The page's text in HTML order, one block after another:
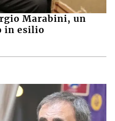
Marabini, un
in esilio